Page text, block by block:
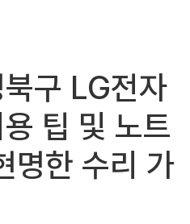
구 LG전자
팁 및 노트
명한 수리 가